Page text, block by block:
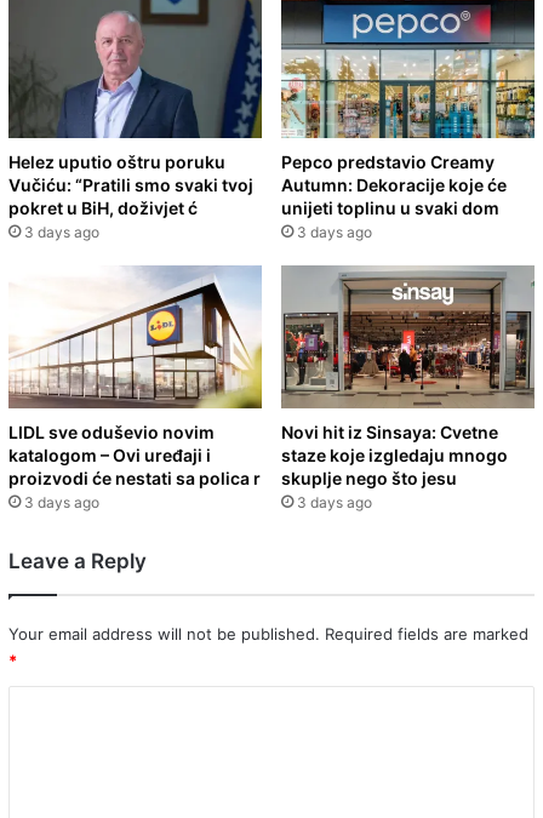
Helez uputio oštru poruku
Vučiću: “Pratili smo svaki tvoj
pokret u BiH, doživjet ć
3 days ago
Pepco predstavio Creamy
Autumn: Dekoracije koje će
unijeti toplinu u svaki dom
3 days ago
LIDL sve oduševio novim
katalogom – Ovi uređaji i
proizvodi će nestati sa polica r
3 days ago
Novi hit iz Sinsaya: Cvetne
staze koje izgledaju mnogo
skuplje nego što jesu
3 days ago
Leave a Reply
Your email address will not be published. Required fields are marked
*